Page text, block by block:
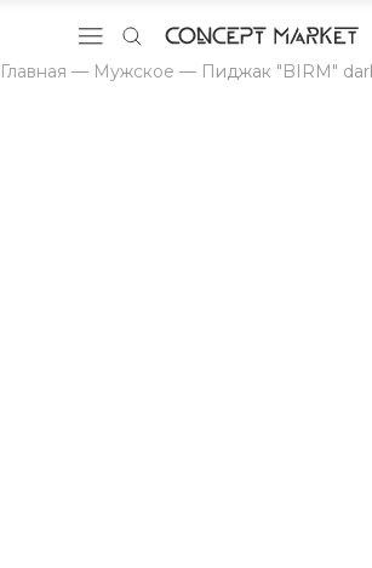
Главная — Мужское — Пиджак "BIRM"